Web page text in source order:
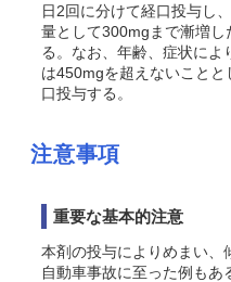
日2回に分けて経口投与し
量として300mgまで漸増
る。なお、年齢、症状に
は450mgを超えないこと
口投与する。
注意事項
重要な基本的注意
本剤の投与によりめまい、
自動車事故に至った例もあ